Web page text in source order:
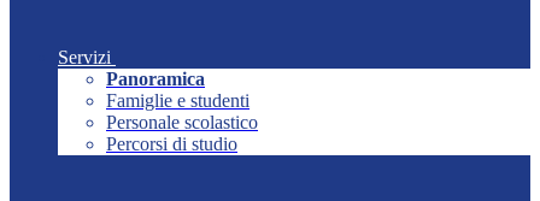
Servizi
Panoramica
Famiglie e studenti
Personale scolastico
Percorsi di studio